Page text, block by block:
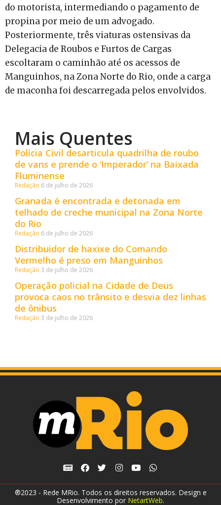
do motorista, intermediando o pagamento de
propina por meio de um advogado.
Posteriormente, três viaturas ostensivas da
Delegacia de Roubos e Furtos de Cargas
escoltaram o caminhão até os acessos de
Manguinhos, na Zona Norte do Rio, onde a carga
de maconha foi descarregada pelos envolvidos.
Mais Quentes
Polícia Civil desarticula quadrilha de roubo
de vans e prende o ‘Imperador’ na Baixada
Fluminense
Redação 6 de julho de 2026
Granada é encontrada e detonada em
telhado de creche municipal na Zona Norte
do Rio
Redação 6 de julho de 2026
Distribuidor de haxixe do Comando
Vermelho é preso em Manguinhos
Redação 3 de julho de 2026
Operação policial na Cidade de Deus
provoca caos no trânsito e desvia dez linhas
de ônibus
Redação 3 de julho de 2026
®2023 - Rede MRio. Todos os direitos reservados. Design e
Desenvolvimento por NetartWeb.